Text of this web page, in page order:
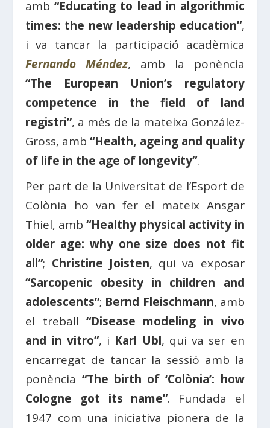
amb“Educating to lead in algorithmic
times: the new leadership education”,
i va tancar la participació acadèmica
Fernando Méndez, amb la ponència
“The European Union’s regulatory
competence in the field of land
registri”, a més de la mateixa González-
Gross, amb“Health, ageing and quality
of life in the age of longevity”.
Per part de la Universitat de l’Esport de
Colònia ho van fer el mateix Ansgar
Thiel, amb“Healthy physical activity in
older age: why one size does not fit
all”; Christine Joisten, qui va exposar
“Sarcopenic obesity in children and
adolescents”; Bernd Fleischmann, amb
el treball “Disease modeling in vivo
and in vitro”, i Karl Ubl, qui va ser en
encarregat de tancar la sessió amb la
ponència “The birth of ‘Colònia’: how
Cologne got its name”. Fundada el
1947 com una iniciativa pionera de la